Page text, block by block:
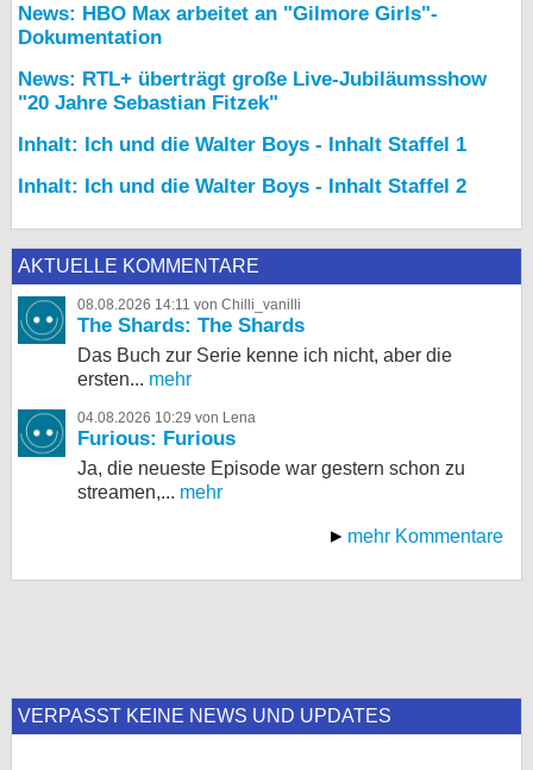
News: HBO Max arbeitet an "Gilmore Girls"-
Dokumentation
News: RTL+ überträgt große Live-Jubiläumsshow
"20 Jahre Sebastian Fitzek"
Inhalt: Ich und die Walter Boys - Inhalt Staffel 1
Inhalt: Ich und die Walter Boys - Inhalt Staffel 2
AKTUELLE KOMMENTARE
08.08.2026 14:11 von Chilli_vanilli
The Shards: The Shards
Das Buch zur Serie kenne ich nicht, aber die
ersten... mehr
04.08.2026 10:29 von Lena
Furious: Furious
Ja, die neueste Episode war gestern schon zu
streamen,... mehr
mehr Kommentare
VERPASST KEINE NEWS UND UPDATES